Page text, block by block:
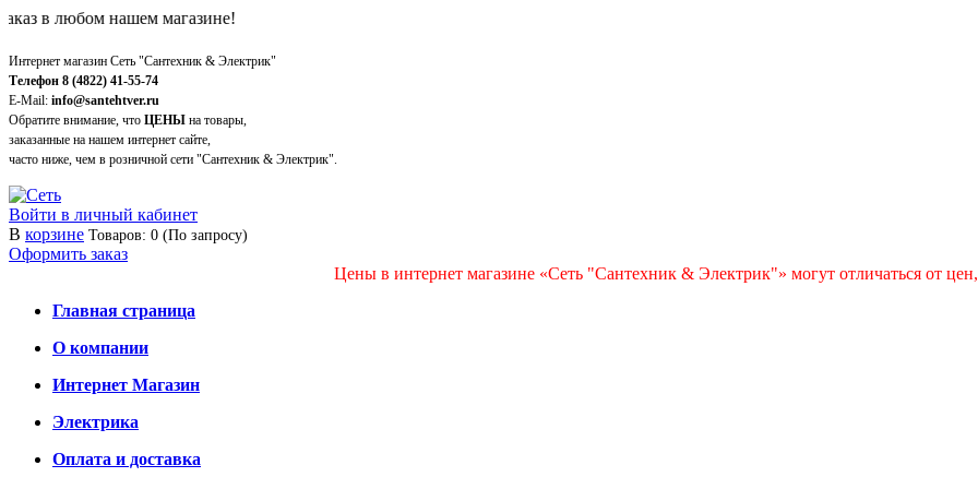
любом нашем магазине!
Интернет магазин Сеть "Сантехник & Электрик"
Телефон 8 (4822) 41-55-74
E-Mail: info@santehtver.ru
Обратите внимание, что ЦЕНЫ на товары,
заказанные на нашем интернет сайте,
часто ниже, чем в розничной сети "Сантехник & Электрик".
Войти в личный кабинет
В корзине Товаров: 0 (По запросу)
Оформить заказ
Цены в интернет магазине «Сеть "Сантехник & Электрик"» могут отличаться от
Главная страница
О компании
Интернет Магазин
Электрика
Оплата и доставка